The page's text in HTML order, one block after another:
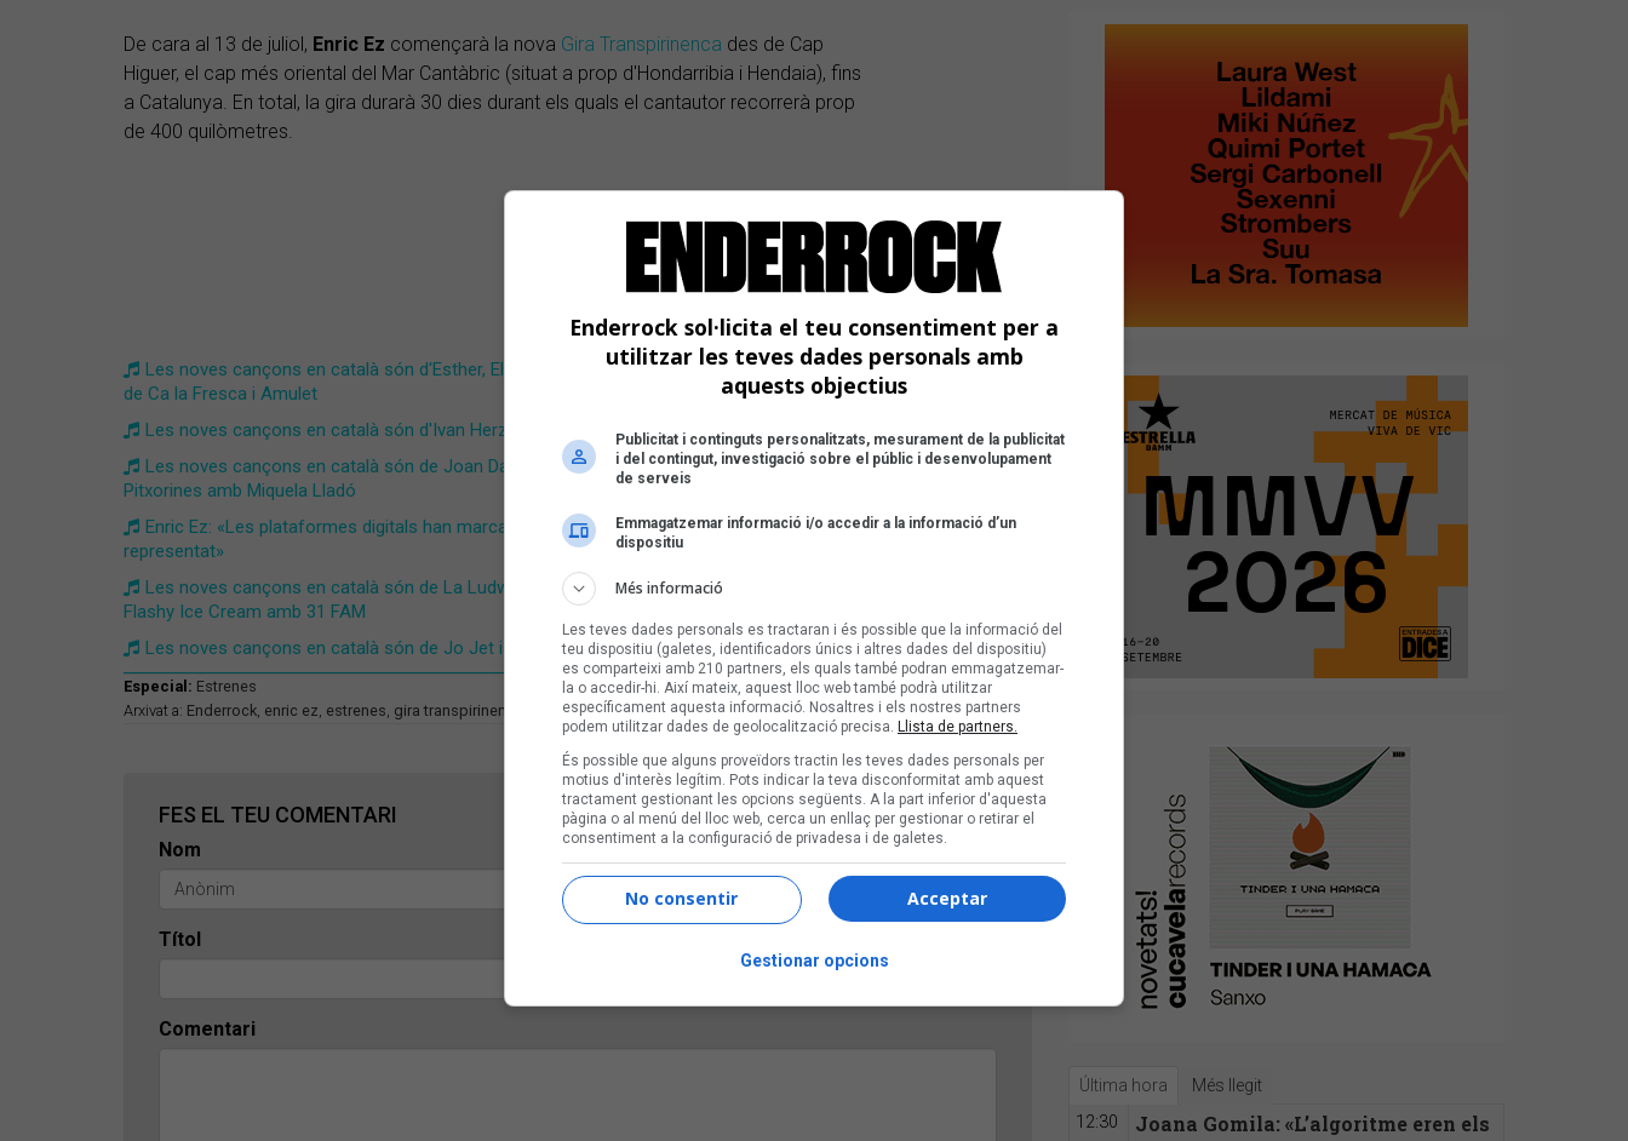
De cara al 13 de juliol, Enric Ez començarà la nova Gira Transpirinenca des de Cap
Higuer, el cap més oriental del Mar Cantàbric (situat a prop d'Hondarribia i Hendaia), fins
a Catalunya. En total, la gira durarà 30 dies durant els quals el cantautor recorrerà prop
de 400 quilòmetres.
Les noves cançons en català són d'Esther, Els Amics de les Arts amb In Crescendo, Flashy Ice Cream, Remei
de Ca la Fresca i Amulet
Les noves cançons en català són d'Ivan Herzog, Ivette Nadal, Nil Moliner, Noèlia Llorens 'Titana', Trèvol i Beth
Les noves cançons en català són de Joan Dausà, Dani6ix & Izzkid, Yung Rajola amb Sexenni, Mishima, i
Pitxorines amb Miquela Lladó
Enric Ez: «Les plataformes digitals han marcat unes noves normes del joc amb les quals no em sento
representat»
Les noves cançons en català són de La Ludwig Band, Maria Jaume, Xarim Aresté, Sexenni, Feliu Ventura, i
Flashy Ice Cream amb 31 FAM
Les noves cançons en català són de Jo Jet i Maria Ribot, enMatu amb Maig, Romàntic Dimoni, i Malifeta
Especial: Estrenes
Arxivat a: Enderrock, enric ez, estrenes, gira transpirinenca
FES EL TEU COMENTARI
Nom
Títol
Comentari
Última hora Més llegit
12:30
Joana Gomila: «L’algoritme eren els
Enderrock sol·licita el teu consentiment per a
utilitzar les teves dades personals amb
aquests objectius
Publicitat i continguts personalitzats, mesurament de la publicitat
i del contingut, investigació sobre el públic i desenvolupament
de serveis
Emmagatzemar informació i/o accedir a la informació d’un
dispositiu
Més informació
Les teves dades personals es tractaran i és possible que la informació del
teu dispositiu (galetes, identificadors únics i altres dades del dispositiu)
es comparteixi amb 210 partners, els quals també podran emmagatzemar-
la o accedir-hi. Així mateix, aquest lloc web també podrà utilitzar
específicament aquesta informació. Nosaltres i els nostres partners
podem utilitzar dades de geolocalització precisa. Llista de partners.
És possible que alguns proveïdors tractin les teves dades personals per
motius d'interès legítim. Pots indicar la teva disconformitat amb aquest
tractament gestionant les opcions següents. A la part inferior d'aquesta
pàgina o al menú del lloc web, cerca un enllaç per gestionar o retirar el
consentiment a la configuració de privadesa i de galetes.
Acceptar
No consentir
Gestionar opcions